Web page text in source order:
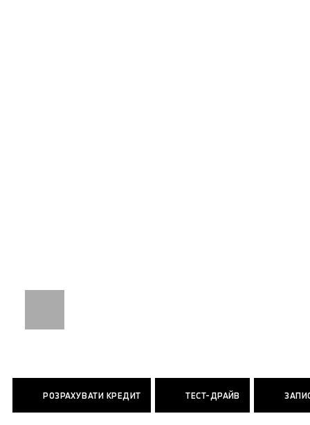
РОЗРАХУВАТИ КРЕДИТ ТЕСТ-ДРАЙВ